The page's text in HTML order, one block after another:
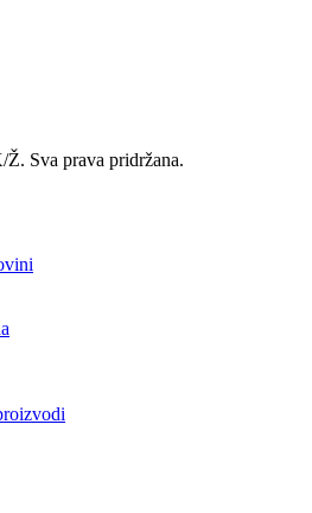
Sva prava pridržana.